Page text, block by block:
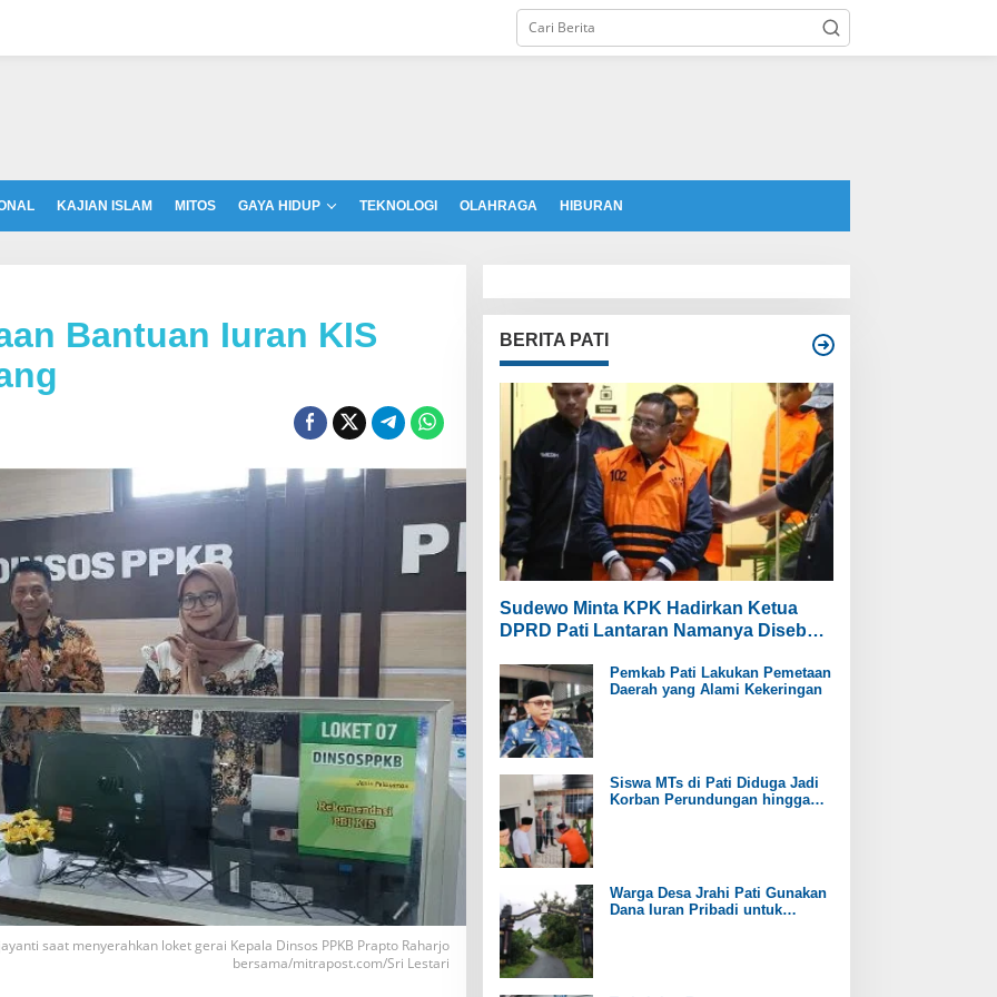
KAJIAN ISLAM MITOS GAYA HIDUP TEKNOLOGI OLAHRAGA HIBURAN
Bantuan Iuran KIS
saat menyerahkan loket gerai Kepala Dinsos PPKB Prapto Raharjo
bersama/mitrapost.com/Sri Lestari
BERITA PATI
Sudewo Minta KPK Hadirkan Ketua
DPRD Pati Lantaran Namanya Disebut
Pemkab Pati Lakukan Pemetaan
Daerah yang Alami Kekeringan
Siswa MTs di Pati Diduga Jadi
Korban Perundungan hingga
Warga Desa Jrahi Pati Gunakan
Dana Iuran Pribadi untuk